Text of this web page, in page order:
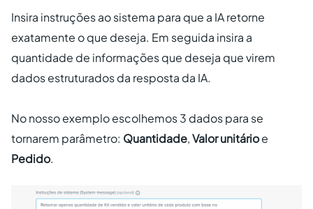
Insira instruções ao sistema para que a IA retorne
exatamente o que deseja. Em seguida insira a
quantidade de informações que deseja que virem
dados estruturados da resposta da IA.
No nosso exemplo escolhemos 3 dados para se
tornarem parâmetro: Quantidade,Valor unitárioe
Pedido.